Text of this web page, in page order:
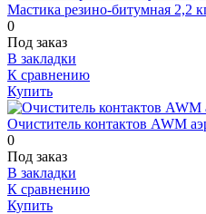
Мастика резино-битумная 2,2
0
Под заказ
В закладки
К сравнению
Купить
Очиститель контактов AWM
0
Под заказ
В закладки
К сравнению
Купить